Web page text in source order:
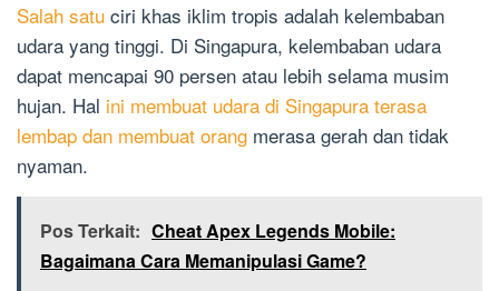
Salah satu ciri khas iklim tropis adalah kelembaban
udara yang tinggi. Di Singapura, kelembaban udara
dapat mencapai 90 persen atau lebih selama musim
hujan. Hal ini membuat udara di Singapura terasa
lembap dan membuat orang merasa gerah dan tidak
nyaman.
Pos Terkait: Cheat Apex Legends Mobile:
Bagaimana Cara Memanipulasi Game?